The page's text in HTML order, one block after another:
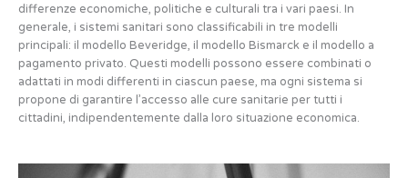
differenze economiche, politiche e culturali tra i vari paesi. In
generale, i sistemi sanitari sono classificabili in tre modelli
principali: il modello Beveridge, il modello Bismarck e il modello a
pagamento privato. Questi modelli possono essere combinati o
adattati in modi differenti in ciascun paese, ma ogni sistema si
propone di garantire l’accesso alle cure sanitarie per tutti i
cittadini, indipendentemente dalla loro situazione economica.